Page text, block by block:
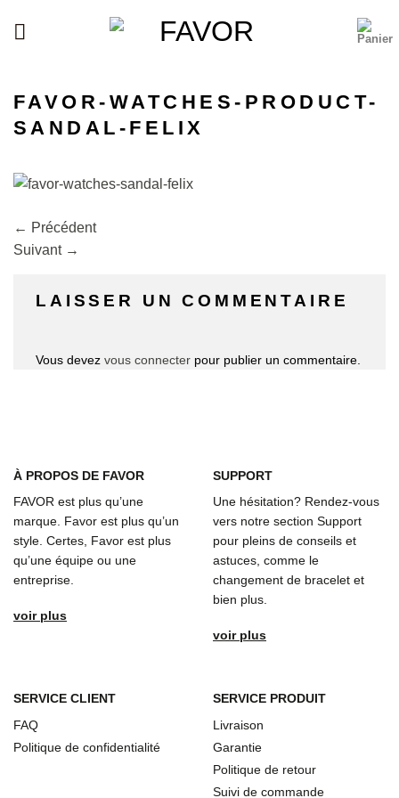
FAVOR-WATCHES-PRODUCT-
SANDAL-FELIX
← Précédent
Suivant →
LAISSER UN COMMENTAIRE
Vous devez vous connecter pour publier un commentaire.
À PROPOS DE FAVOR
FAVOR est plus qu’une
marque. Favor est plus qu’un
style. Certes, Favor est plus
qu’une équipe ou une
entreprise.
voir plus
SUPPORT
Une hésitation? Rendez-vous
vers notre section Support
pour pleins de conseils et
astuces, comme le
changement de bracelet et
bien plus.
voir plus
SERVICE CLIENT
FAQ
Politique de confidentialité
SERVICE PRODUIT
Livraison
Garantie
Politique de retour
Suivi de commande